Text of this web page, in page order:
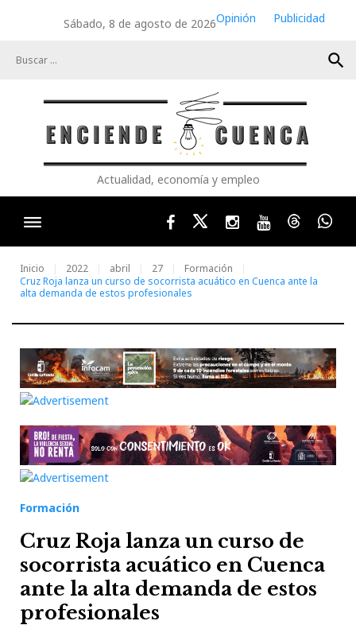
Sábado, 8 de agosto de 2026Opinión
Publicidad
search
Actualidad, economía y empleo
FacebookTwitterInstagram
YoutubeThreads
Inicio 2022 abril 27
Formación
Cruz Roja lanza un curso de socorrista acuático en Cuenca ante la
alta demanda de estos profesionales
Formación
Cruz Roja lanza un curso de
socorrista acuático en Cuenca
ante la alta demanda de estos
profesionales